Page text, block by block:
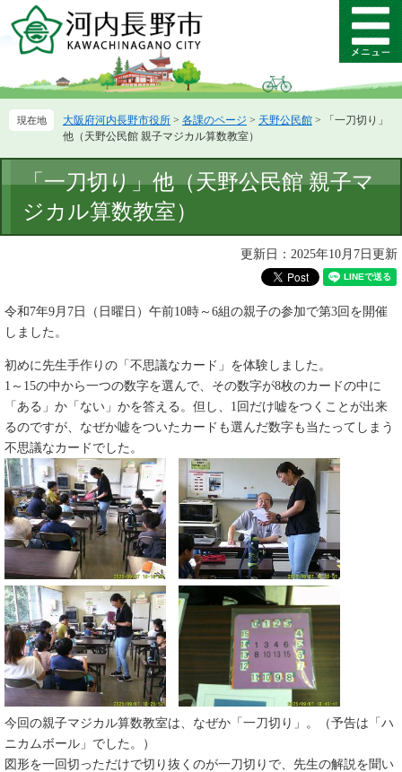
ー
先
ニ
を
て
メ
ニ
ー
大阪府河内長野市役所 > 各課のページ > 天野公民館 >
「一刀切り」
他（天野公民館 親子マジカル算数教室）
文
「一刀切り」他（天野公民館 親子マ
ジカル算数教室）
更新日：2025年10月7日更新
令和7年9月7日（日曜日）午前10時～6組の親子の参加で第3回を開催
しました。
初めに先生手作りの「不思議なカード」を体験しました。
1～15の中から一つの数字を選んで、その数字が8枚のカードの中に
「ある」か「ない」かを答える。但し、1回だけ嘘をつくことが出来
るのですが、なぜか嘘をついたカードも選んだ数字も当たってしまう
不思議なカードでした。
​今回の親子マジカル算数教室は、なぜか「一刀切り」。（予告は「ハ
ニカムボール」でした。）
図形を一回切っただけで切り抜くのが一刀切りで、先生の解説を聞い